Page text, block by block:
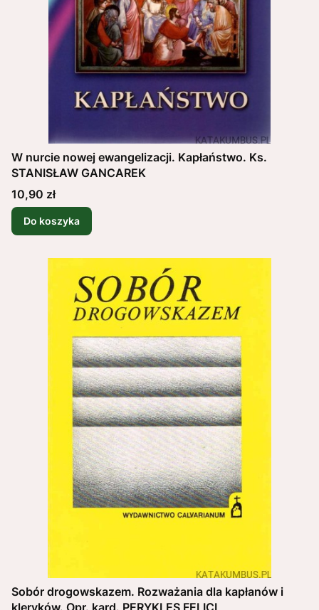
W nurcie nowej ewangelizacji. Kapłaństwo. Ks.
STANISŁAW GANCAREK
Cena
10,90 zł
Do koszyka
Sobór drogowskazem. Rozważania dla kapłanów i
kleryków. Opr. kard. PERYKLES FELICI